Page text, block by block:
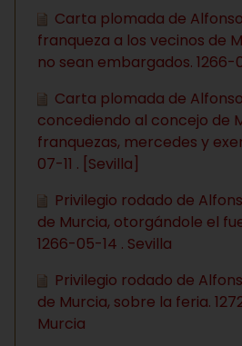
Carta plomada de
franqueza a los vecinos de
no sean embargados. 1266-
Carta plomada de
concediendo al concejo de
franquezas, mercedes y
07-11 . [Sevilla]
Privilegio rodado de
de Murcia, otorgándole el
1266-05-14 . Sevilla
Privilegio rodado de
de Murcia, sobre la feria.
Murcia